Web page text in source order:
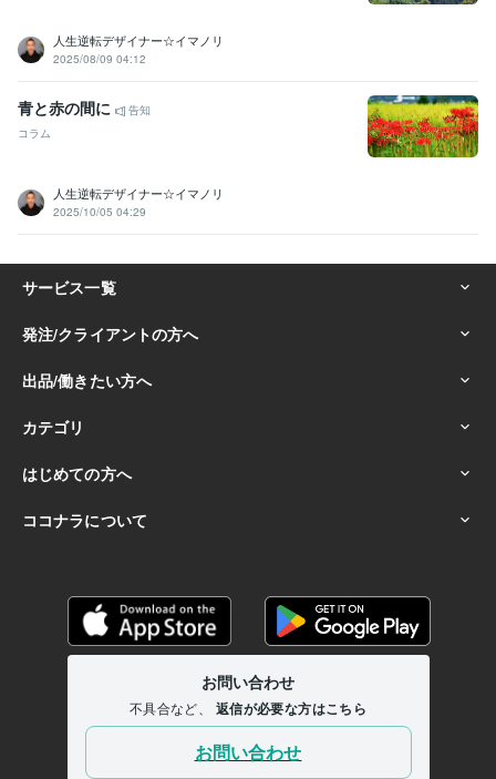
人生逆転デザイナー☆イマノリ
2025/08/09 04:12
青と赤の間に
告知
コラム
人生逆転デザイナー☆イマノリ
2025/10/05 04:29